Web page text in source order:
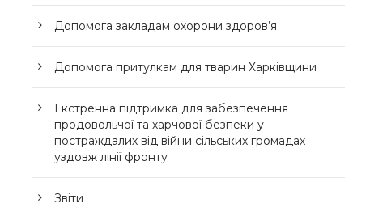
Допомога закладам охорони здоров’я
Допомога притулкам для тварин Харківщини
Екстренна підтримка для забезпечення
продовольчої та харчової безпеки у
постраждалих від війни сільських громадах
уздовж лінії фронту
Звіти